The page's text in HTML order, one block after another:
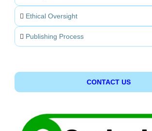
Ethical Oversight
Publishing Process
CONTACT US